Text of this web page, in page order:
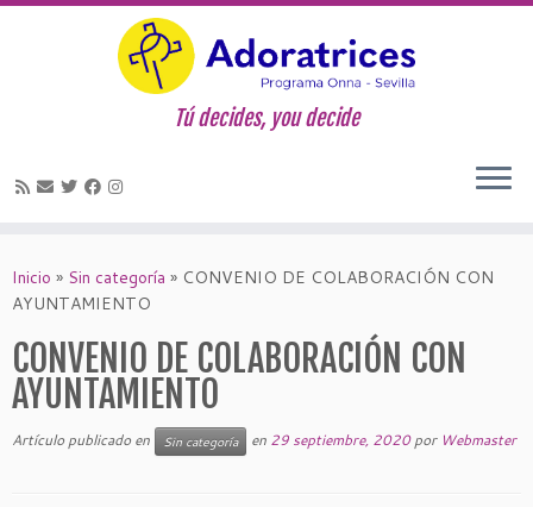
contenido
Tú decides, you decide
Inicio » Sin categoría » CONVENIO DE COLABORACIÓN CON
AYUNTAMIENTO
CONVENIO DE COLABORACIÓN CON
AYUNTAMIENTO
Artículo publicado en Sin categoría en 29 septiembre, 2020 por Webmaster